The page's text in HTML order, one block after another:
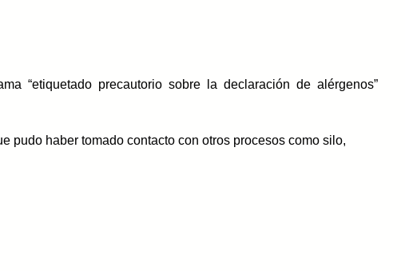
“etiquetado precautorio sobre la declaración de alérgenos”
pudo haber tomado contacto con otros procesos como silo,